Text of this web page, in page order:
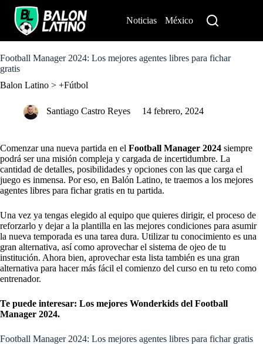
o
c
n
Noticias México
Football Manager 2024: Los mejores agentes libres para fichar
gratis
Balon Latino > +Fútbol
Santiago Castro Reyes 14 febrero, 2024
Comenzar una nueva partida en el Football Manager 2024 siempre
podrá ser una misión compleja y cargada de incertidumbre. La
cantidad de detalles, posibilidades y opciones con las que carga el
juego es inmensa. Por eso, en Balón Latino, te traemos a los mejores
agentes libres para fichar gratis en tu partida.
Una vez ya tengas elegido al equipo que quieres dirigir, el proceso de
reforzarlo y dejar a la plantilla en las mejores condiciones para asumir
la nueva temporada es una tarea dura. Utilizar tu conocimiento es una
gran alternativa, así como aprovechar el sistema de ojeo de tu
institución. Ahora bien, aprovechar esta lista también es una gran
alternativa para hacer más fácil el comienzo del curso en tu reto como
entrenador.
Te puede interesar: Los mejores Wonderkids del Football
Manager 2024.
Football Manager 2024: Los mejores agentes libres para fichar gratis